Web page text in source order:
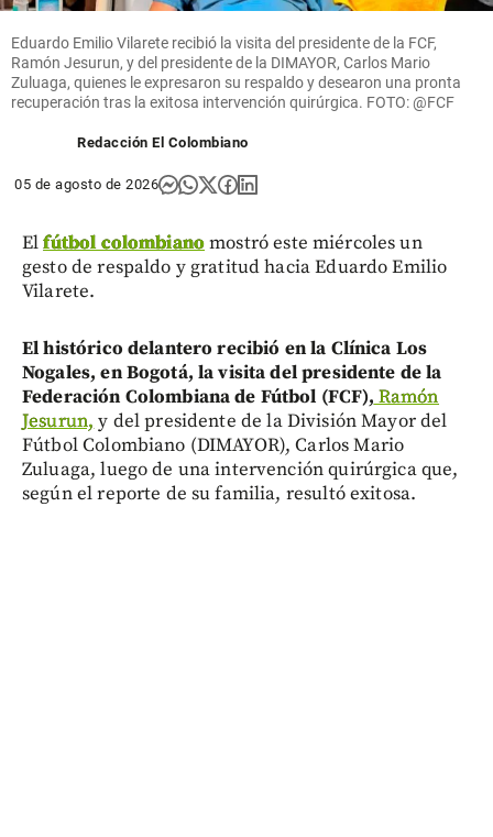
Eduardo Emilio Vilarete recibió la visita del presidente de la FCF,
Ramón Jesurun, y del presidente de la DIMAYOR, Carlos Mario
Zuluaga, quienes le expresaron su respaldo y desearon una pronta
recuperación tras la exitosa intervención quirúrgica. FOTO: @FCF
Redacción El Colombiano
05 de agosto de 2026
Elfútbol colombianomostró este miércoles un
gesto de respaldo y gratitud hacia Eduardo Emilio
Vilarete.
El histórico delantero recibió en la Clínica Los
Nogales, en Bogotá, la visita del presidente de la
Federación Colombiana de Fútbol (FCF), Ramón
Jesurun, y del presidente de la División Mayor del
Fútbol Colombiano (DIMAYOR), Carlos Mario
Zuluaga, luego de una intervención quirúrgica que,
según el reporte de su familia, resultó exitosa.